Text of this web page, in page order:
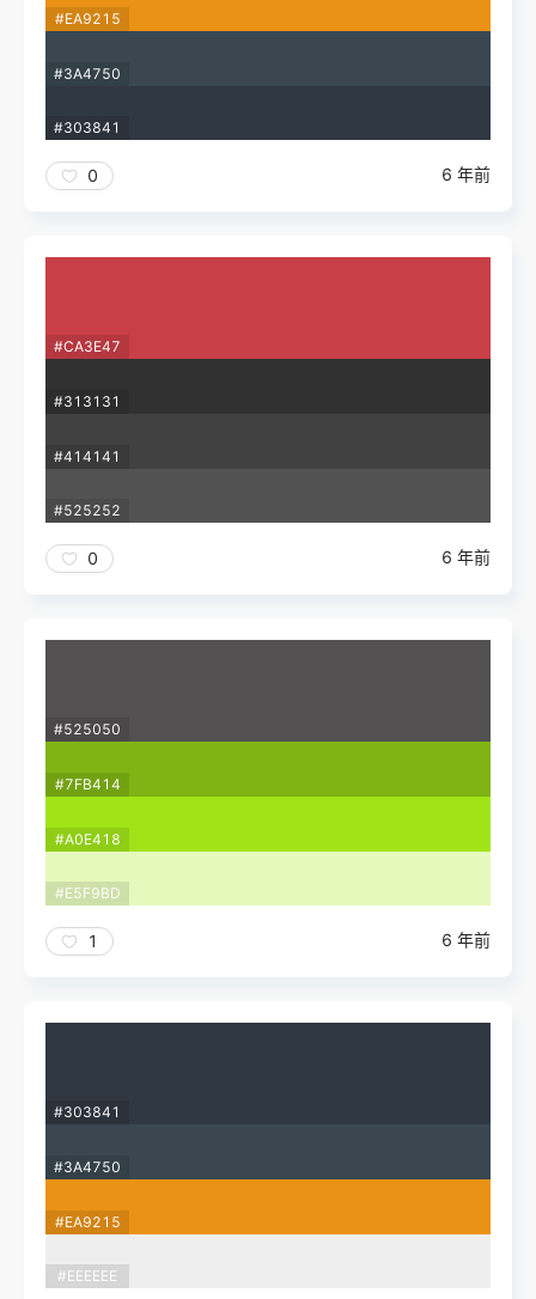
#EA9215
#3A4750
#303841
0 6 年前
#CA3E47
#313131
#414141
#525252
0 6 年前
#525050
#7FB414
#A0E418
#E5F9BD
1 6 年前
#303841
#3A4750
#EA9215
#EEEEEE